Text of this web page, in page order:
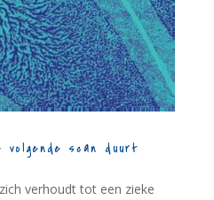
volgende scan duurt
verhoudt tot een zieke